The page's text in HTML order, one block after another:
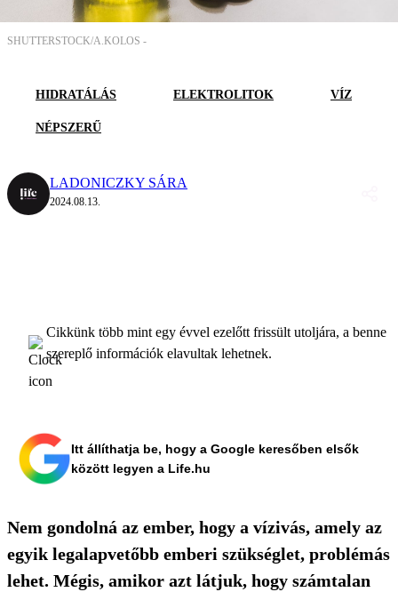
SHUTTERSTOCK/A.KOLOS -
HIDRATÁLÁS ELEKTROLITOK VÍZ
NÉPSZERŰ
LADONICZKY SÁRA
2024.08.13.
Cikkünk több mint egy évvel ezelőtt frissült utoljára, a benne
szereplő információk elavultak lehetnek.
Itt állíthatja be, hogy a Google keresőben elsők
között legyen a Life.hu
Nem gondolná az ember, hogy a vízivás, amely az
egyik legalapvetőbb emberi szükséglet, problémás
lehet. Mégis, amikor azt látjuk, hogy számtalan